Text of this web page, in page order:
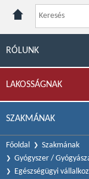
RÓLUNK
LAKOSSÁGNAK
SZAKMÁNAK
Főoldal
Szakmának
Gyógyszer /
Egészségügyi